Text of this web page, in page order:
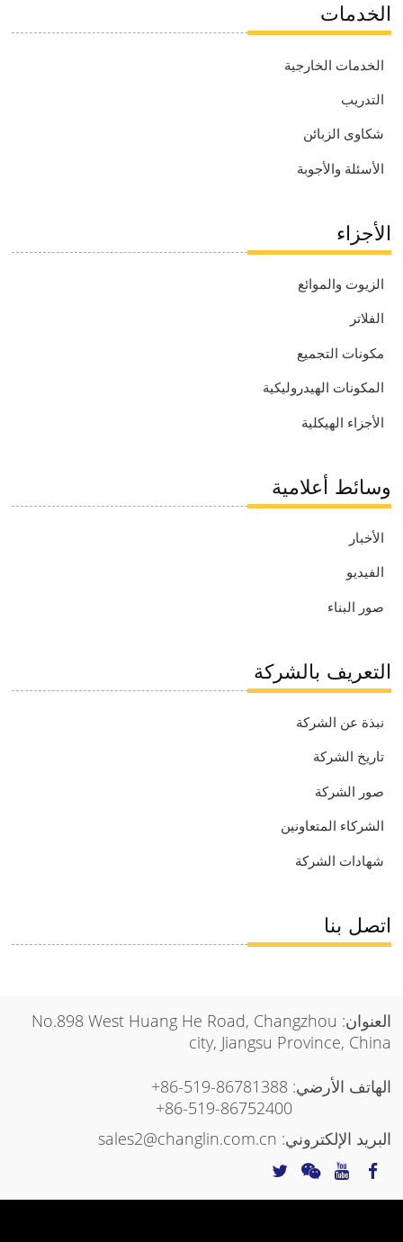
الخدمات
الخدمات الخارجية
التدريب
شكاوى الزبائن
الأسئلة والأجوبة
الأجزاء
الزيوت والموائع
الفلاتر
مكونات التجميع
المكونات الهيدروليكية
الأجزاء الهيكلية
وسائط أعلامية
الأخبار
الفيديو
صور البناء
التعريف بالشركة
نبذة عن الشركة
تاريخ الشركة
صور الشركة
الشركاء المتعاونين
شهادات الشركة
اتصل بنا
العنوان: No.898 West Huang He Road, Changzhou
city, Jiangsu Province, China
الهاتف الأرضي:+86-519-86781388
+86-519-86752400
البريد الإلكتروني: sales2@changlin.com.cn
